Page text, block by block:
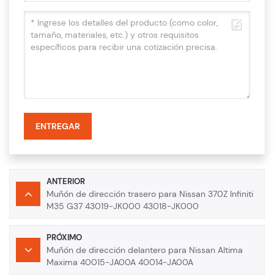
ENTREGAR
ANTERIOR
Muñón de dirección trasero para Nissan 370Z Infiniti
M35 G37 43019-JK000 43018-JK000
PRÓXIMO
Muñón de dirección delantero para Nissan Altima
Maxima 40015-JA00A 40014-JA00A